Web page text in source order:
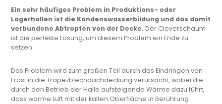
Ein sehr häufiges Problem in Produktions- oder
Lagerhallen ist die Kondenswasserbildung und das damit
verbundene Abtropfen von der Decke. Der Cleverschaum
ist die perfekte Lösung, um diesem Problem ein Ende zu
setzen.
Das Problem wird zum großen Teil durch das Eindringen von
Frost in die Trapezblechdachdeckung verursacht, wobei die
durch den Betrieb der Halle aufsteigende Wärme dazu führt,
dass warme Luft mit der kalten Oberfläche in Berührung